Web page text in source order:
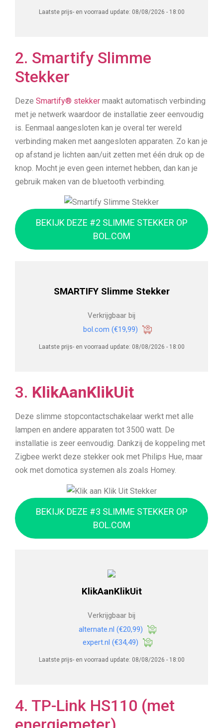
Laatste prijs- en voorraad update: 08/08/2026 - 18:00
2. Smartify Slimme
Stekker
Deze Smartify® stekker maakt automatisch verbinding
met je netwerk waardoor de installatie zeer eenvoudig
is. Eenmaal aangesloten kan je overal ter wereld
verbinding maken met aangesloten apparaten. Zo kan je
op afstand je lichten aan/uit zetten met één druk op de
knop. Mocht je even geen internet hebben, dan kan je
gebruik maken van de bluetooth verbinding.
BEKIJK DEZE #2 SLIMME STEKKER OP
BOL.COM
SMARTIFY Slimme Stekker
Verkrijgbaar bij
bol.com (€19,99)
Laatste prijs- en voorraad update: 08/08/2026 - 18:00
3. KlikAanKlikUit
Deze slimme stopcontactschakelaar werkt met alle
lampen en andere apparaten tot 3500 watt. De
installatie is zeer eenvoudig. Dankzij de koppeling met
Zigbee werkt deze stekker ook met Philips Hue, maar
ook met domotica systemen als zoals Homey.
BEKIJK DEZE #3 SLIMME STEKKER OP
BOL.COM
KlikAanKlikUit
Verkrijgbaar bij
alternate.nl (€20,99)
expert.nl (€34,49)
Laatste prijs- en voorraad update: 08/08/2026 - 18:00
4. TP-Link HS110 (met